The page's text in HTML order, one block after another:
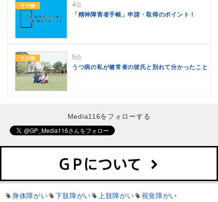
その他 4位
「精神障害者手帳」申請・取得のポイント！
その他 5位
うつ病の私が健常者の彼氏と別れて分かったこと
Media116をフォローする
身体障がい 下肢障がい 上肢障がい
視覚障がい